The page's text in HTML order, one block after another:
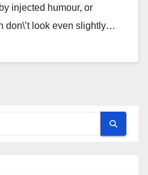
injected humour, or
don\’t look even slightly…